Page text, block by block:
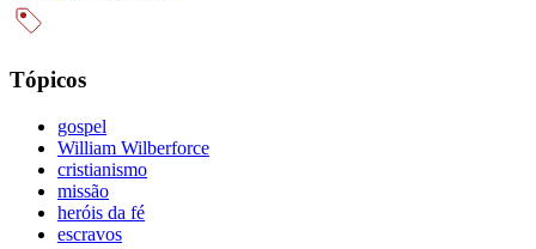
Tópicos
gospel
William Wilberforce
cristianismo
missão
heróis da fé
escravos